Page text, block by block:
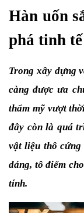
Hàn uốn
phá tinh
Trong xây dựng
càng được ưa
thẩm mỹ vượt
đây còn là quá
vật liệu thô cứng
dáng, tô điểm
tính.